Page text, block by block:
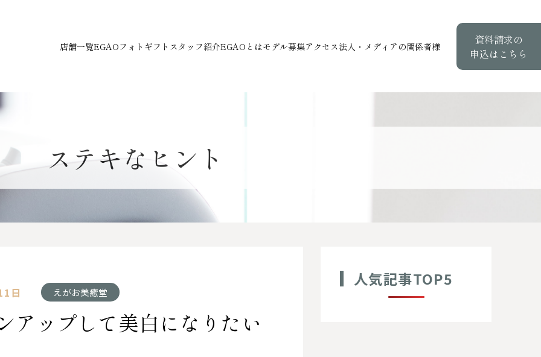
店舗一覧EGAOフォトギフト スタッフ紹介EGAOとはモデル募集アクセス法人・メディアの関係者様
資料請求の
申込はこちら
ステキなヒント
日 えがお美癒堂
アップして美白になりたい
人気記事TOP5